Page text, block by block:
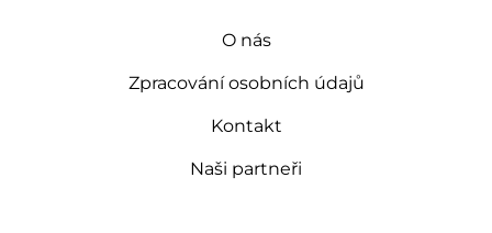
O nás
Zpracování osobních údajů
Kontakt
Naši partneři